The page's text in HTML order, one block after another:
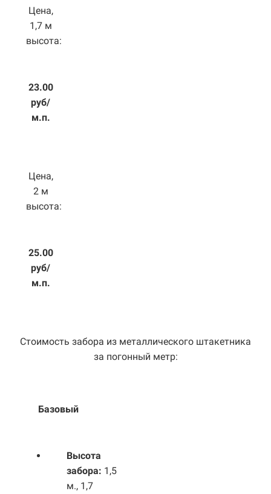
Цена,
1,7 м
высота:
23.00
руб/
м.п.
Цена,
2 м
высота:
25.00
руб/
м.п.
Стоимость забора из металлического штакетника
за погонный метр:
Базовый
Высота
забора: 1,5
м., 1,7